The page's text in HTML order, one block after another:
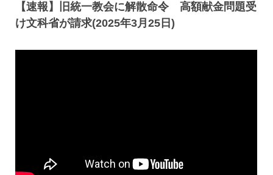
【速報】旧統一教会に解散命令 高額献金問題受
け文科省が請求(2025年3月25日)